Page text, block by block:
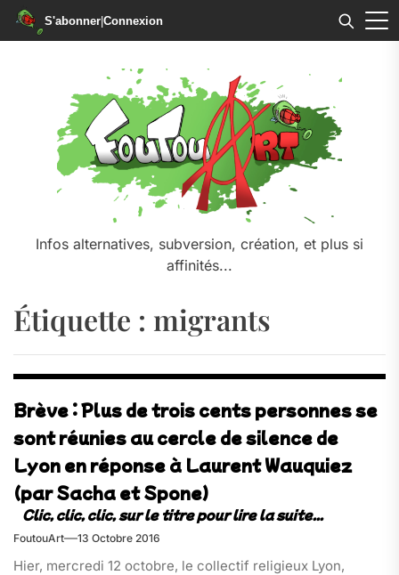
S'abonner|Connexion
Infos alternatives, subversion, création, et plus si
affinités...
Étiquette : migrants
Brève : Plus de trois cents personnes se
sont réunies au cercle de silence de
Lyon en réponse à Laurent Wauquiez
(par Sacha et Spone)
FoutouArt 13 Octobre 2016
Hier, mercredi 12 octobre, le collectif religieux Lyon,